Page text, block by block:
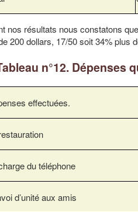
nos résultats nous constatons
200 dollars, 17/50 soit 34% plus
n°12. Dépenses
effectuées.
du téléphone
d’unité aux amis